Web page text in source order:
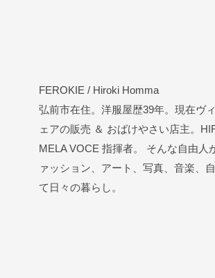
FEROKIE / Hiroki Homma
弘前市在住。洋服屋歴39年。現在ヴ
ェアの販売 ＆ おばけやさい店主。
MELA VOCE 指揮者。 そんな自由人
ァッション、アート、写真、音楽、
て日々の暮らし。